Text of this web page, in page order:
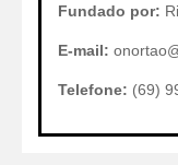
Fundado por:
E-mail:
Telefone: (69)